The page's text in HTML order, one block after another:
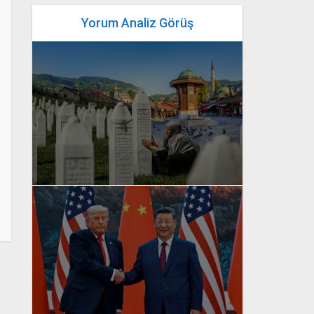
Yorum Analiz Görüş
yazan Bahri Ak
yazanBahri Ak